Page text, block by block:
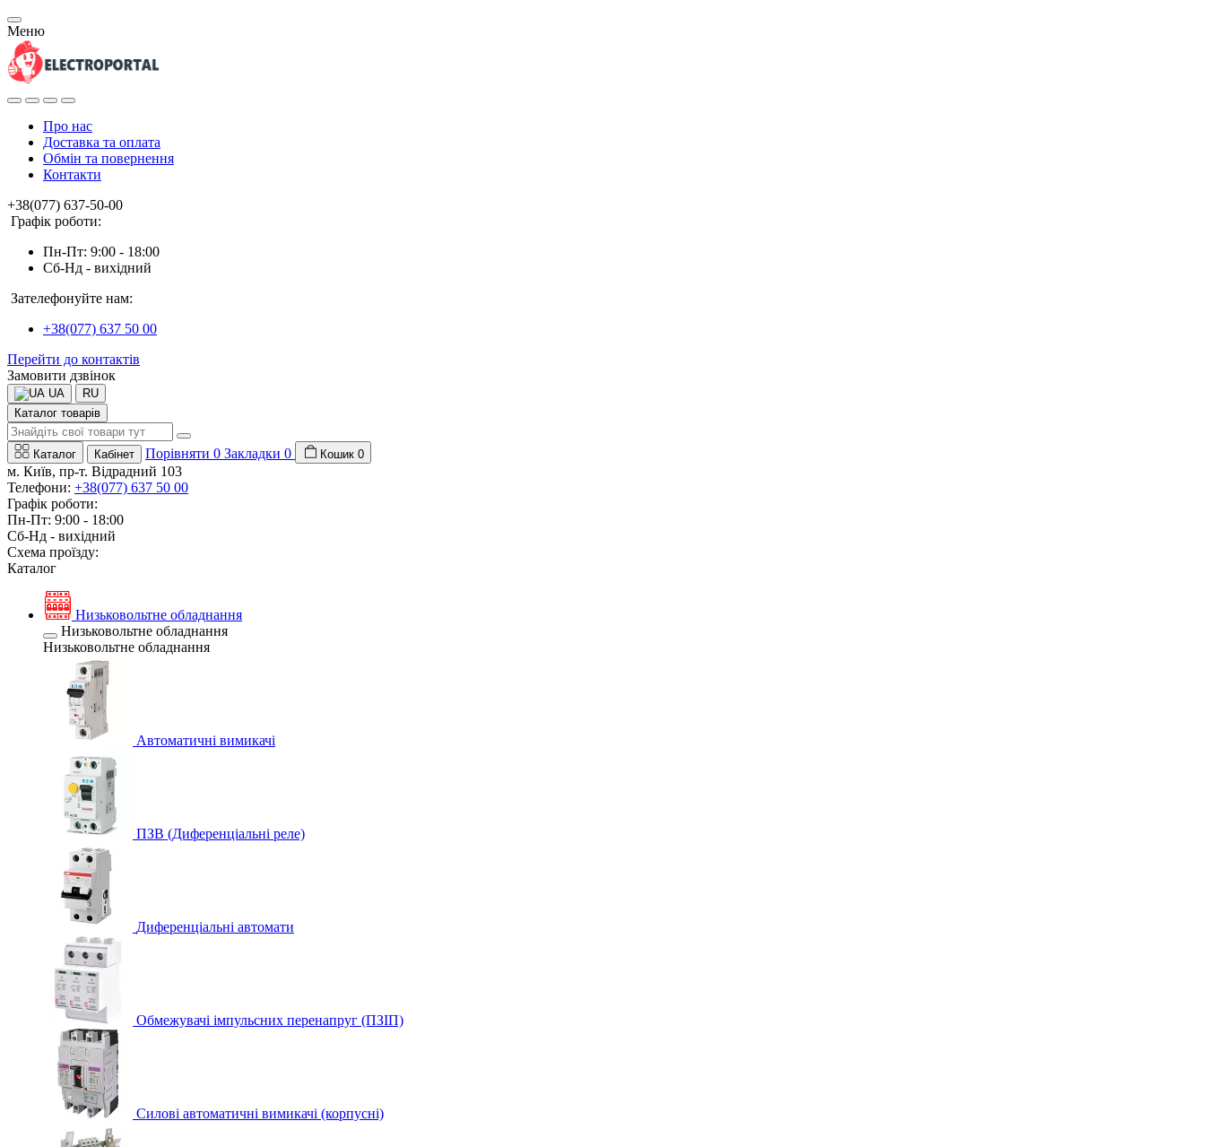
Меню
Про нас
Доставка та оплата
Обмін та повернення
Контакти
+38(077) 637-50-00
Графік роботи:
Пн-Пт: 9:00 - 18:00
Сб-Нд - вихідний
Зателефонуйте нам:
+38(077) 637 50 00
Перейти до контактів
Замовити дзвінок
UA
RU
Каталог товарів
Каталог Кабінет Порівняти 0 Закладки 0 Кошик 0
м. Київ, пр-т. Відрадний 103
Телефони: +38(077) 637 50 00
Графік роботи:
Пн-Пт: 9:00 - 18:00
Сб-Нд - вихідний
Схема проїзду:
Каталог
Низьковольтне обладнання
Низьковольтне обладнання
Низьковольтне обладнання
Автоматичні вимикачі
ПЗВ (Диференціальні реле)
Диференціальні автомати
Обмежувачі імпульсних перенапруг (ПЗІП)
Силові автоматичні вимикачі (корпусні)